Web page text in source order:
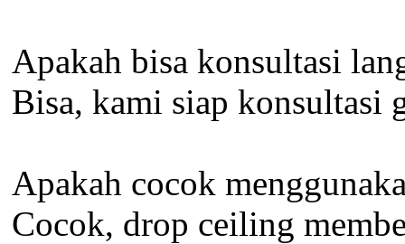
Apakah bisa konsultasi
Bisa, kami siap konsultasi
Apakah cocok
Cocok, drop ceiling